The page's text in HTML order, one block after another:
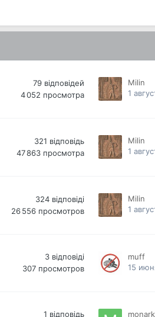
79 відповідей
4 052 просмотра
Milin
1
321 відповідь
47 863 просмотра
Milin
1
324 відповіді
26 556 просмотров
Milin
1
3 відповіді
307 просмотров
muff
15
1 відповідь monark